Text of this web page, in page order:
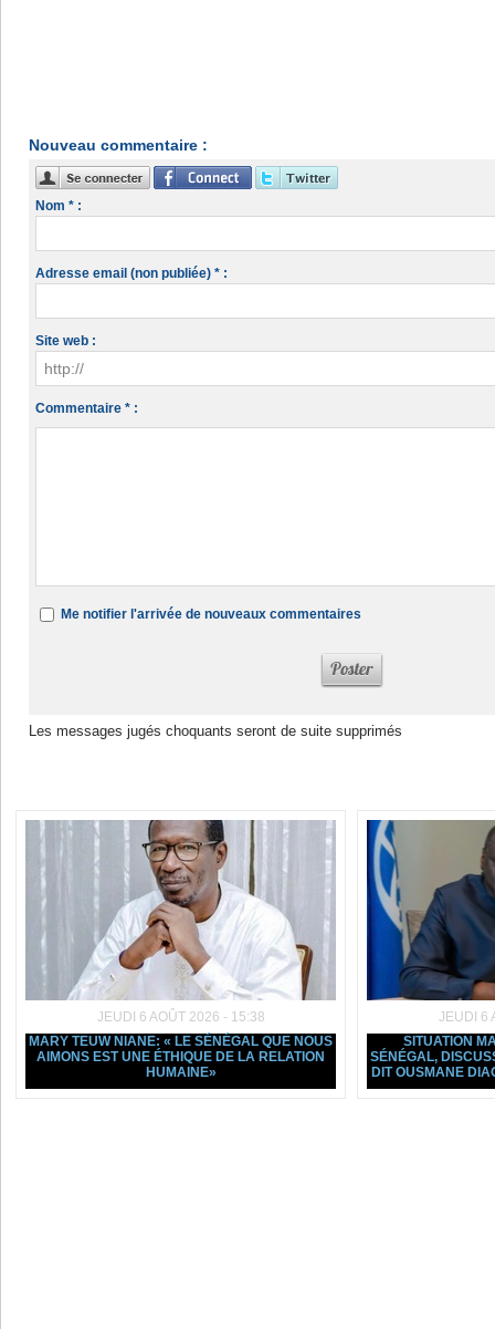
Nouveau commentaire :
Nom * :
Adresse email (non publiée) * :
Site web :
Commentaire * :
Me notifier l'arrivée de nouveaux commentaires
Les messages jugés choquants seront de suite supprimés
JEUDI 6 AOÛT 2026 - 15:38
MARY TEUW NIANE: « LE SÉNÉGAL QUE NOUS
AIMONS EST UNE ÉTHIQUE DE LA RELATION
HUMAINE»
JEUDI 6
SITUATION
SÉNÉGAL,
DIT OUSMANE